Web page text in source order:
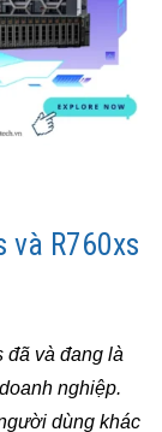
và R760xs
đã và đang là
nghiệp.
dùng khác